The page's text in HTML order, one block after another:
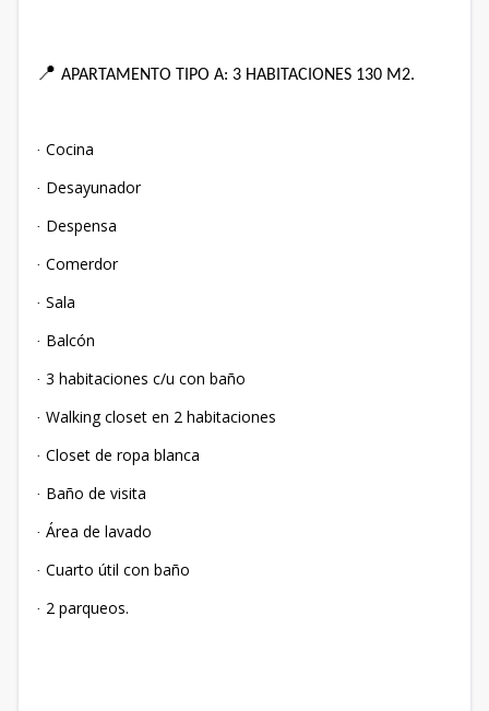
📍 APARTAMENTO TIPO A: 3 HABITACIONES 130 M2.
· Cocina
· Desayunador
· Despensa
· Comerdor
· Sala
· Balcón
· 3 habitaciones c/u con baño
· Walking closet en 2 habitaciones
· Closet de ropa blanca
· Baño de visita
· Área de lavado
· Cuarto útil con baño
· 2 parqueos.